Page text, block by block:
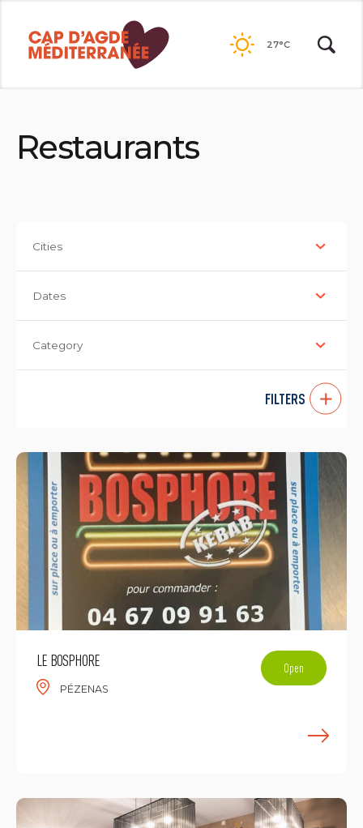
contents
27°C
Restaurants
Cities
Dates
Category
FILTERS
LE BOSPHORE
PÉZENAS
Open